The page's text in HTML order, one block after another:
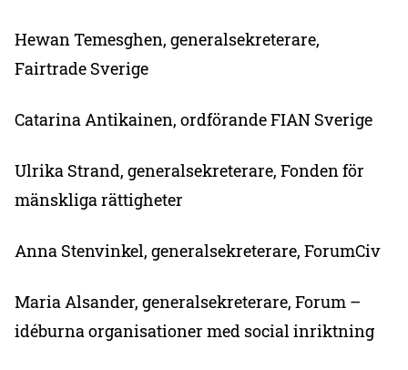
Hewan Temesghen, generalsekreterare,
Fairtrade Sverige
Catarina Antikainen, ordförande FIAN Sverige
Ulrika Strand, generalsekreterare, Fonden för
mänskliga rättigheter
Anna Stenvinkel, generalsekreterare, ForumCiv
Maria Alsander, generalsekreterare, Forum –
idéburna organisationer med social inriktning